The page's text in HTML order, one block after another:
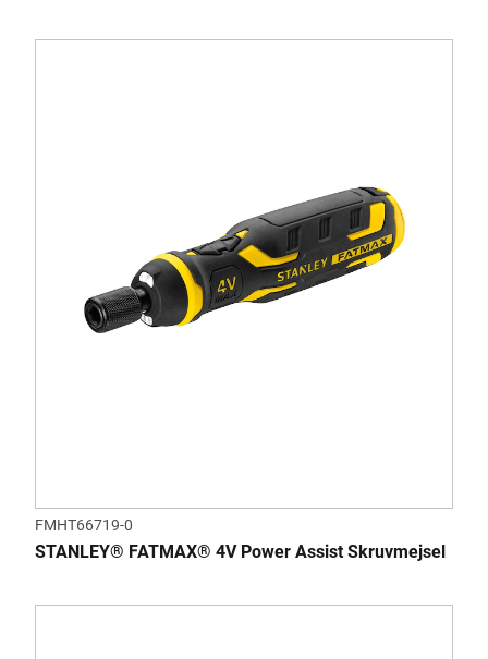
FMHT66719-0
STANLEY® FATMAX® 4V Power Assist Skruvmejsel